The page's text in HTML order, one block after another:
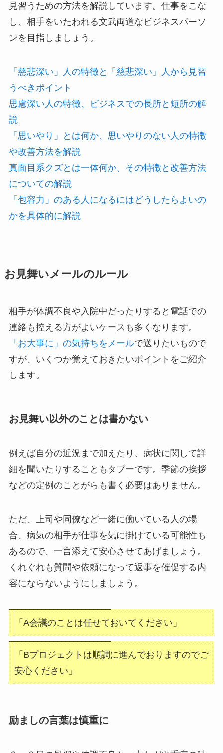
見習うための方法を解説しています。仕事をこな
し、相手をいたわれる文武両道なビジネスパーソ
ンを目指しましょう。
「慈悲深い」人の特徴と「慈悲深い」人から見習
うべきポイント
思慮深い人の特徴、ビジネスでの長所と短所の解
説
「思いやり」とは何か、思いやりのない人の特徴
や改善方法を解説
真面目系クズとは一体何か、その特徴と改善方法
についての解説
「包容力」のある人になるにはどうしたらよいの
かを具体的に解説
お見舞いメールのルール
相手が体調不良や入院中だったりすると電話での
連絡も控える方がよいケースも多くなります。
「お大事に」の気持ちをメールで送りたいもので
すが、いくつか覚えておきたいポイントをご紹介
します。
お見舞い以外のことは書かない
例えば自分の近況まで加えたり、病状に関して詳
細を聞いたりすることもタブーです。季節の挨拶
などの定例のことがらも書く必要はありません。
ただ、上司や同僚など一緒に働いている人の場
合、病気の相手が仕事を気に掛けている可能性も
あるので、一言添えて安心させてあげましょう。
くれぐれも質問や依頼になって返事を催促する内
容にならないようにしましょう。
「A会議のことは任せておいてください」
「Bプロジェクトは順調に進んでおりますのでご
安心ください」
励ましの言葉は慎重に